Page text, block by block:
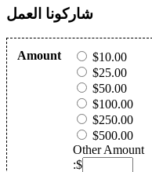
شاركونا العمل
Amount
$10.00
$25.00
$50.00
$100.00
$250.00
$500.00
Other Amount
:$